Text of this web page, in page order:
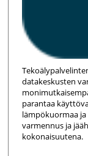
datakeskusten
parantaa
lämpökuormaa
varmennus ja
kokonaisuutena.